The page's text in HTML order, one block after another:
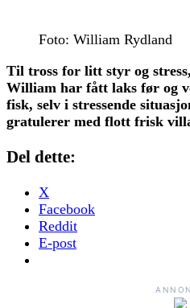
Foto: William Rydland
Til tross for litt styr og
William har fått laks før og
fisk, selv i stressende
gratulerer med flott frisk
Del dette:
X
Facebook
Reddit
E-post